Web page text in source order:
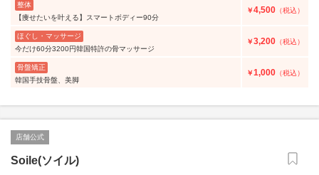
整体
【痩せたいを叶える】スマートボディー90分
￥4,500 （税込）
ほぐし・マッサージ
今だけ60分3200円韓国特許の骨マッサージ
￥3,200 （税込）
骨盤矯正
韓国手技骨盤、美脚
￥1,000 （税込）
店舗公式
Soile(ソイル)